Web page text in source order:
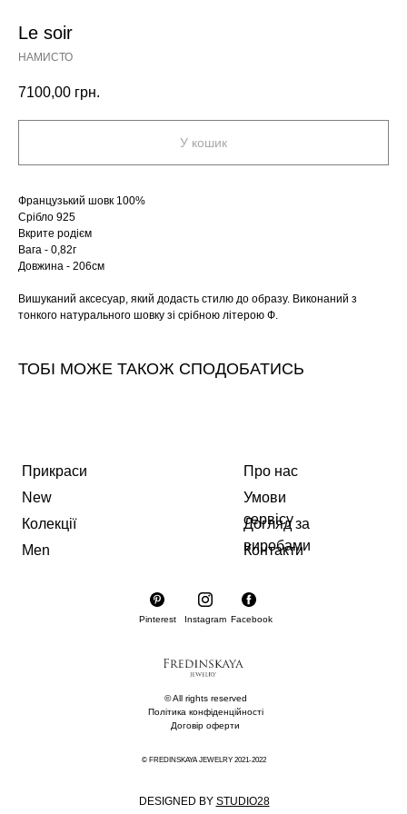
Le soir
НАМИСТО
7100,00 грн.
У кошик
Французький шовк 100%
Срібло 925
Вкрите родієм
Вага - 0,82г
Довжина - 206cм
Вишуканий аксесуар, який додасть стилю до образу. Виконаний з
тонкого натурального шовку зі срібною літерою Ф.
ТОБІ МОЖЕ ТАКОЖ СПОДОБАТИСЬ
Pinterest Instagram
Прикраси
New
Колекції
Men
Про нас
Умови
сервісу
Догляд за
виробами
© All rights reserved
Політика конфіденційності
Договір оферти
© FREDINSKAYA JEWELRY 2021-2022
Facebook
Контакти
DESIGNED BY STUDIO28